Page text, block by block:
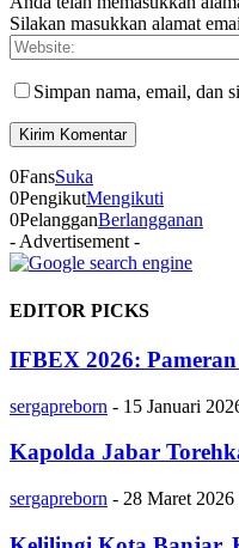
Silakan masukkan alamat
Simpan nama, email, dan
0FansSuka
0PengikutMengikuti
0PelangganBerlangganan
- Advertisement -
EDITOR PICKS
IFBEX 2026:
sergapreborn - 15 Januari
Kapolda Jabar
sergapreborn - 28 Maret 2026